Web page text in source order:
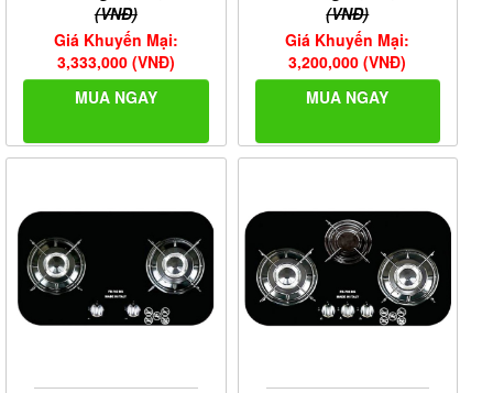
(VNĐ)
Giá Khuyến Mại:
3,333,000 (VNĐ)
MUA NGAY
(VNĐ)
Giá Khuyến Mại:
3,200,000 (VNĐ)
MUA NGAY